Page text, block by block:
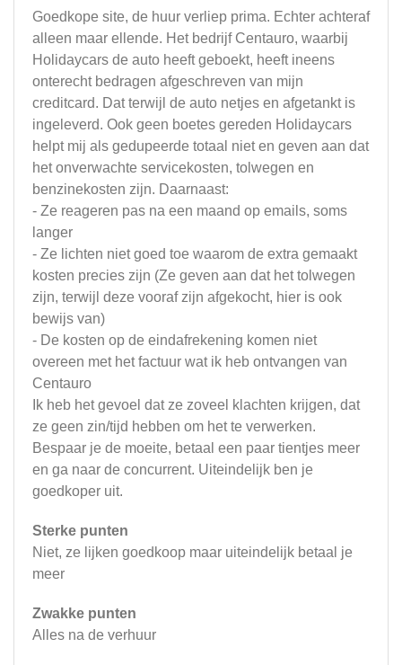
Goedkope site, de huur verliep prima. Echter achteraf
alleen maar ellende. Het bedrijf Centauro, waarbij
Holidaycars de auto heeft geboekt, heeft ineens
onterecht bedragen afgeschreven van mijn
creditcard. Dat terwijl de auto netjes en afgetankt is
ingeleverd. Ook geen boetes gereden Holidaycars
helpt mij als gedupeerde totaal niet en geven aan dat
het onverwachte servicekosten, tolwegen en
benzinekosten zijn. Daarnaast:
- Ze reageren pas na een maand op emails, soms
langer
- Ze lichten niet goed toe waarom de extra gemaakt
kosten precies zijn (Ze geven aan dat het tolwegen
zijn, terwijl deze vooraf zijn afgekocht, hier is ook
bewijs van)
- De kosten op de eindafrekening komen niet
overeen met het factuur wat ik heb ontvangen van
Centauro
Ik heb het gevoel dat ze zoveel klachten krijgen, dat
ze geen zin/tijd hebben om het te verwerken.
Bespaar je de moeite, betaal een paar tientjes meer
en ga naar de concurrent. Uiteindelijk ben je
goedkoper uit.
Sterke punten
Niet, ze lijken goedkoop maar uiteindelijk betaal je
meer
Zwakke punten
Alles na de verhuur